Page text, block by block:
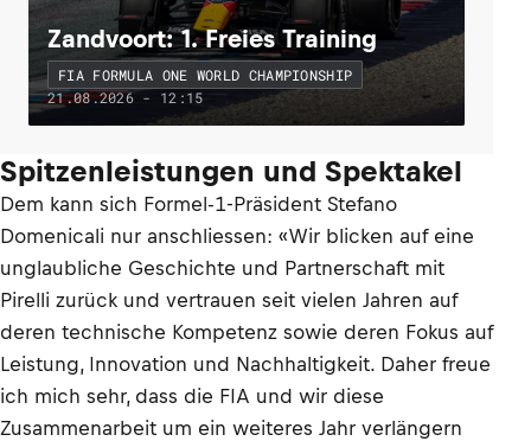
Zandvoort: 1. Freies Training
FIA FORMULA ONE WORLD CHAMPIONSHIP
21.08.2026 - 12:15
Spitzenleistungen und Spektakel
Dem kann sich Formel-1-Präsident Stefano
Domenicali nur anschliessen: «Wir blicken auf eine
unglaubliche Geschichte und Partnerschaft mit
Pirelli zurück und vertrauen seit vielen Jahren auf
deren technische Kompetenz sowie deren Fokus auf
Leistung, Innovation und Nachhaltigkeit. Daher freue
ich mich sehr, dass die FIA und wir diese
Zusammenarbeit um ein weiteres Jahr verlängern